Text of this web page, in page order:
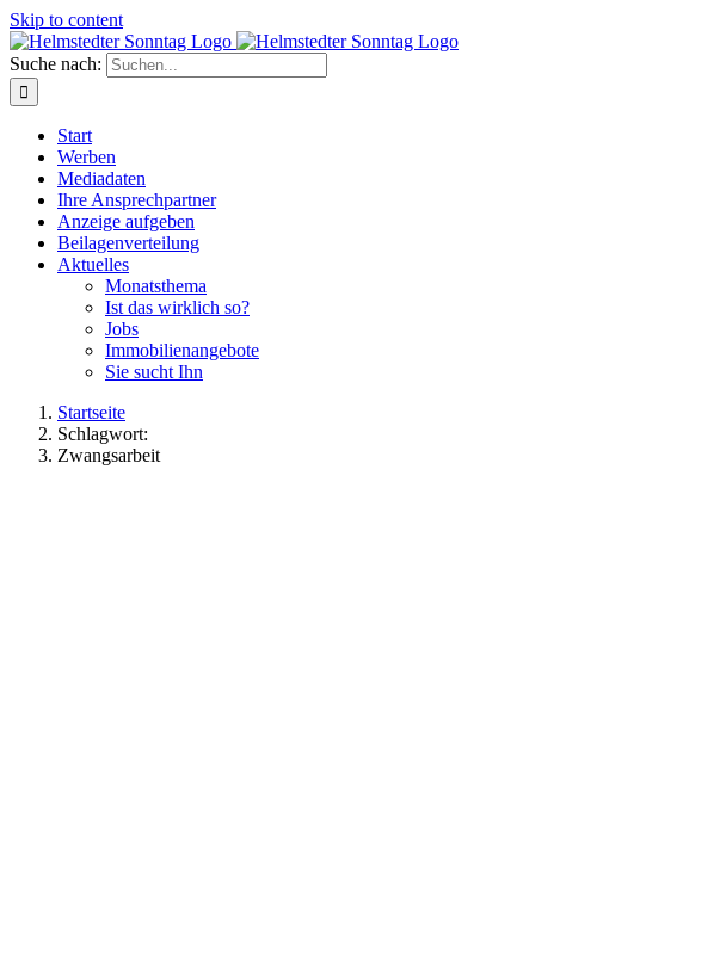
Skip to content
Suche nach:
Start
Werben
Mediadaten
Ihre Ansprechpartner
Anzeige aufgeben
Beilagenverteilung
Aktuelles
Monatsthema
Ist das wirklich so?
Jobs
Immobilienangebote
Sie sucht Ihn
Startseite
Schlagwort:
Zwangsarbeit